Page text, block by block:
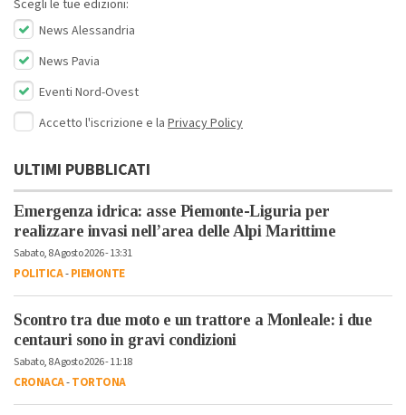
Scegli le tue edizioni:
News Alessandria
News Pavia
Eventi Nord-Ovest
Accetto l'iscrizione e la Privacy Policy
ULTIMI PUBBLICATI
Emergenza idrica: asse Piemonte-Liguria per
realizzare invasi nell’area delle Alpi Marittime
Sabato, 8 Agosto 2026 - 13:31
POLITICA-PIEMONTE
Scontro tra due moto e un trattore a Monleale: i due
centauri sono in gravi condizioni
Sabato, 8 Agosto 2026 - 11:18
CRONACA-TORTONA